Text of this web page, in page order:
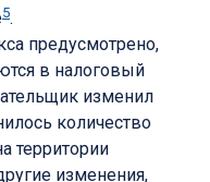
5.
предусмотрено,
в налоговый
изменил
количество
территории
изменения,